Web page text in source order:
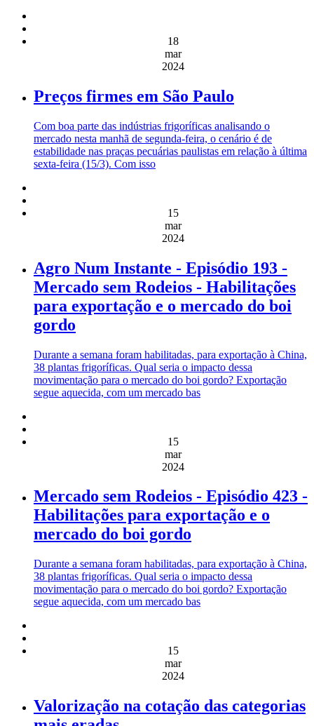
18
mar
2024
Preços firmes em São Paulo
Com boa parte das indústrias frigoríficas analisando o
mercado nesta manhã de segunda-feira, o cenário é de
estabilidade nas praças pecuárias paulistas em relação à última
sexta-feira (15/3). Com isso
15
mar
2024
Agro Num Instante - Episódio 193 -
Mercado sem Rodeios - Habilitações
para exportação e o mercado do boi
gordo
Durante a semana foram habilitadas, para exportação à China,
38 plantas frigoríficas. Qual seria o impacto dessa
movimentação para o mercado do boi gordo? Exportação
segue aquecida, com um mercado bas
15
mar
2024
Mercado sem Rodeios - Episódio 423 -
Habilitações para exportação e o
mercado do boi gordo
Durante a semana foram habilitadas, para exportação à China,
38 plantas frigoríficas. Qual seria o impacto dessa
movimentação para o mercado do boi gordo? Exportação
segue aquecida, com um mercado bas
15
mar
2024
Valorização na cotação das categorias